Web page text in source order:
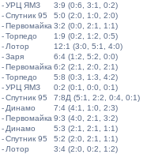
-УРЦ ЯМЗ
3:9 (0:6, 3:1, 0:2)
-Спутник 95
5:0 (2:0, 1:0, 2:0)
-Первомайка 3:2 (0:0, 2:1, 1:1)
-Торпедо
1:9 (0:2, 1:2, 0:5)
- Лотор
12:1 (3:0, 5:1, 4:0)
-Заря
6:4 (1:2, 5:2, 0:0)
-Первомайка 6:2 (2:1, 2:0, 2:1)
-Торпедо
5:8 (0:3, 1:3, 4:2)
-УРЦ ЯМЗ
0:2 (0:1, 0:0, 0:1)
-Спутник 95
7:8Д (5:1, 2:2, 0:4, 0:1)
- Динамо
7:4 (4:1, 1:0, 2:3)
-Первомайка 9:3 (4:0, 2:1, 3:2)
- Динамо
5:3 (2:1, 2:1, 1:1)
-Спутник 95
5:2 (2:0, 2:1, 1:1)
- Лотор
3:4 (2:0, 0:2, 1:2)